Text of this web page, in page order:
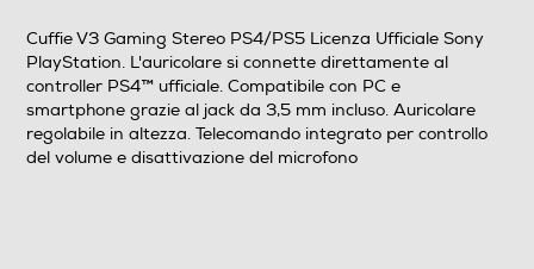
Informazioni sulla sicurezza del prodotto
Clicca qui
Cuffie V3 Gaming Stereo PS4/PS5 Licenza Ufficiale Sony
PlayStation. L'auricolare si connette direttamente al
controller PS4™ ufficiale. Compatibile con PC e
smartphone grazie al jack da 3,5 mm incluso. Auricolare
regolabile in altezza. Telecomando integrato per controllo
del volume e disattivazione del microfono